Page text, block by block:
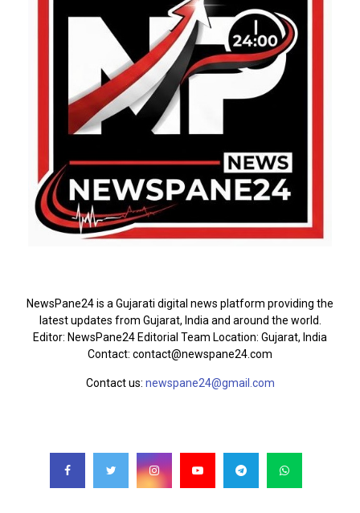
NewsPane24 is a Gujarati digital news platform providing the
latest updates from Gujarat, India and around the world.
Editor: NewsPane24 Editorial Team Location: Gujarat, India
Contact: contact@newspane24.com
Contact us: newspane24@gmail.com